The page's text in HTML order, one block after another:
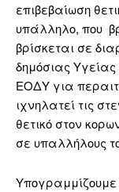
επιβεβαίωση
υπάλληλο, που
βρίσκεται σε
δημόσιας Υγείας
ΕΟΔΥ για
ιχνηλατεί τις
θετικό στον
σε υπαλλήλους
Υπογραμμίζουμε